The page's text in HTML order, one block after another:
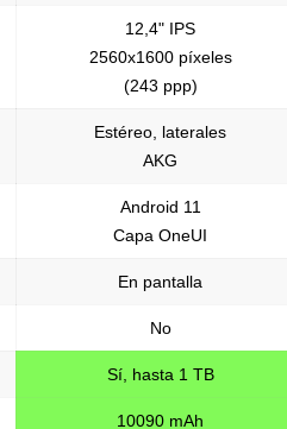
12,4" IPS
2560x1600 píxeles
(243 ppp)
Estéreo, laterales
AKG
Android 11
Capa OneUI
En pantalla
No
Sí, hasta 1 TB
10090 mAh